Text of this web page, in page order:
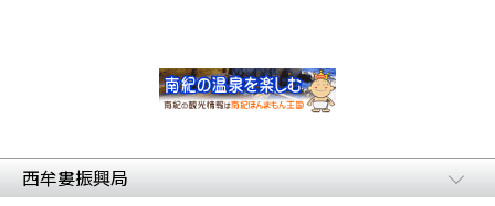
西牟婁振興局